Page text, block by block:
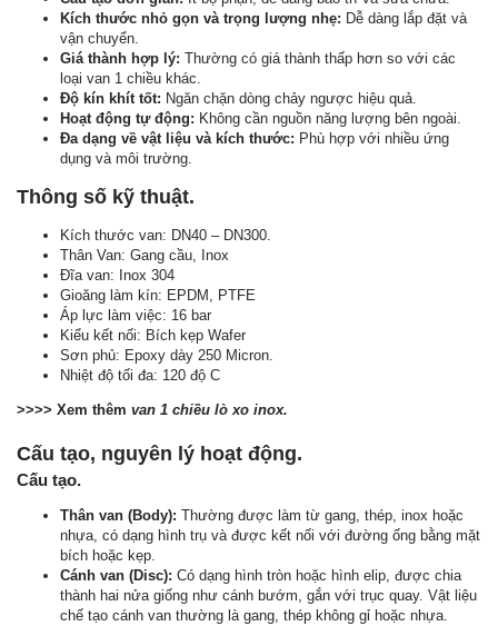
Kích thước nhỏ gọn và trọng lượng nhẹ: Dễ dàng lắp đặt và
vận chuyển.
Giá thành hợp lý: Thường có giá thành thấp hơn so với các
loại van 1 chiều khác.
Độ kín khít tốt: Ngăn chặn dòng chảy ngược hiệu quả.
Hoạt động tự động: Không cần nguồn năng lượng bên ngoài.
Đa dạng về vật liệu và kích thước: Phù hợp với nhiều ứng
dụng và môi trường.
Thông số kỹ thuật.
Kích thước van: DN40 – DN300.
Thân Van: Gang cầu, Inox
Đĩa van: Inox 304
Gioăng làm kín: EPDM, PTFE
Áp lực làm việc: 16 bar
Kiểu kết nối: Bích kẹp Wafer
Sơn phủ: Epoxy dày 250 Micron.
Nhiệt độ tối đa: 120 độ C
>>>> Xem thêm van 1 chiều lò xo inox.
Cấu tạo, nguyên lý hoạt động.
Cấu tạo.
Thân van (Body): Thường được làm từ gang, thép, inox hoặc
nhựa, có dạng hình trụ và được kết nối với đường ống bằng mặt
bích hoặc kẹp.
Cánh van (Disc): Có dạng hình tròn hoặc hình elip, được chia
thành hai nửa giống như cánh bướm, gắn với trục quay. Vật liệu
chế tạo cánh van thường là gang, thép không gỉ hoặc nhựa.